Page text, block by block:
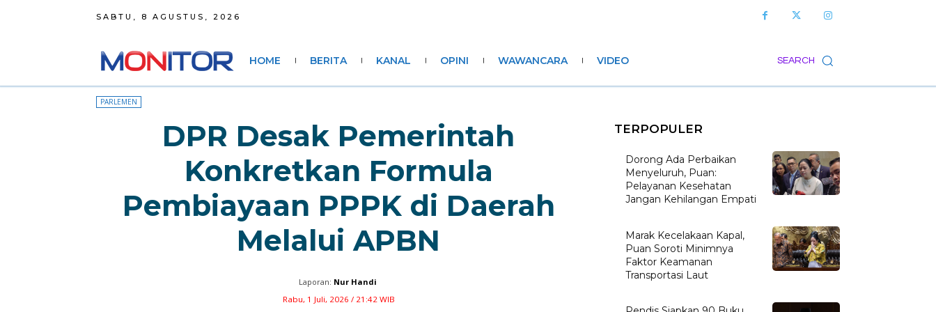
SABTU, 8 AGUSTUS, 2026
SEARCH
HOME BERITA KANAL OPINI WAWANCARA VIDEO
PARLEMEN
DPR Desak Pemerintah
Konkretkan Formula
Pembiayaan PPPK di Daerah
Melalui APBN
Laporan: Nur Handi
Rabu, 1 Juli, 2026 / 21:42 WIB
TERPOPULER
Dorong Ada Perbaikan
Menyeluruh, Puan:
Pelayanan Kesehatan
Jangan Kehilangan Empati
Marak Kecelakaan Kapal,
Puan Soroti Minimnya
Faktor Keamanan
Transportasi Laut